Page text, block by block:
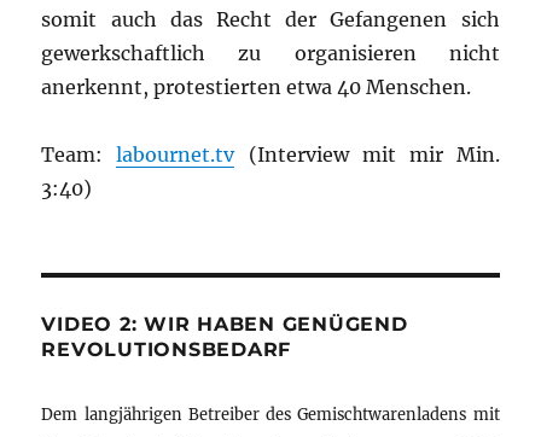
somit auch das Recht der Gefangenen sich
gewerkschaftlich zu organisieren nicht
anerkennt, protestierten etwa 40 Menschen.
Team:labournet.tv(Interview mit mir Min.
3:40)
VIDEO 2: WIR HABEN GENÜGEND
REVOLUTIONSBEDARF
Dem langjährigen Betreiber des Gemischtwarenladens mit